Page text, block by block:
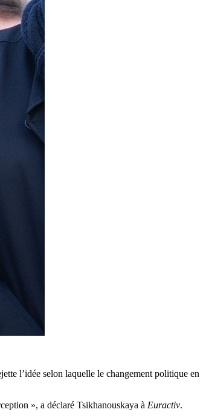
l’idée selon laquelle le changement politique en
», a déclaré Tsikhanouskaya à Euractiv.